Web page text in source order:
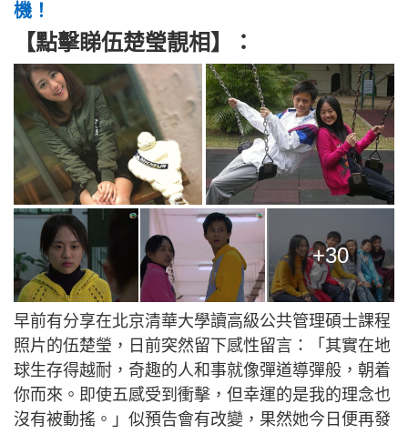
機！
【點擊睇伍楚瑩靚相】：
+30
早前有分享在北京清華大學讀高級公共管理碩士課程
照片的伍楚瑩，日前突然留下感性留言：「其實在地
球生存得越耐，奇趣的人和事就像彈道導彈般，朝着
你而來。即使五感受到衝擊，但幸運的是我的理念也
沒有被動搖。」似預告會有改變，果然她今日便再發